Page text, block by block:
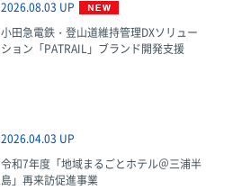
2026.08.03 UP
小田急電鉄・登山道維持管理DXソリュー
ション「PATRAIL」ブランド開発支援
2026.04.03 UP
令和7年度「地域まるごとホテル＠三浦半
島」再来訪促進事業